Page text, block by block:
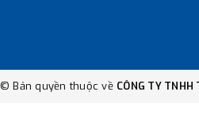
© Bản quyền thuộc về CÔNG TY TNHH